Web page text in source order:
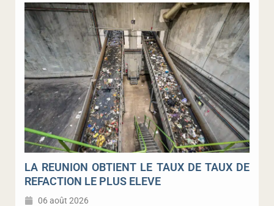
LA REUNION OBTIENT LE TAUX DE TAUX DE
REFACTION LE PLUS ELEVE
06 août 2026